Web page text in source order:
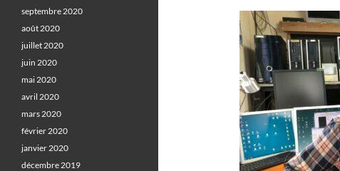
septembre 2020
août 2020
juillet 2020
juin 2020
mai 2020
avril 2020
mars 2020
février 2020
janvier 2020
décembre 2019